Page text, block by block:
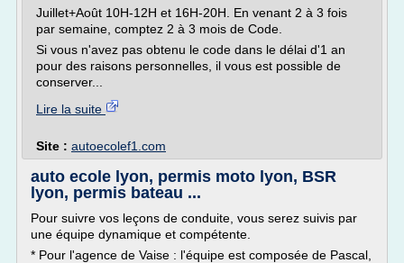
Juillet+Août 10H-12H et 16H-20H. En venant 2 à 3 fois
par semaine, comptez 2 à 3 mois de Code.
Si vous n'avez pas obtenu le code dans le délai d'1 an
pour des raisons personnelles, il vous est possible de
conserver...
Lire la suite
Site : autoecolef1.com
auto ecole lyon, permis moto lyon, BSR
lyon, permis bateau ...
Pour suivre vos leçons de conduite, vous serez suivis par
une équipe dynamique et compétente.
* Pour l'agence de Vaise : l'équipe est composée de Pascal,